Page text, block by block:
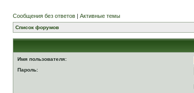
Сообщения без ответов | Активные темы
Список форумов
Имя пользователя:
Пароль: